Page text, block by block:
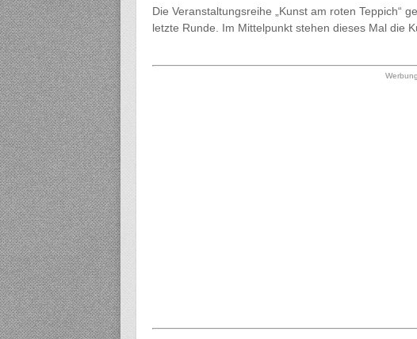
Die Veranstaltungsreihe „Kunst am roten Teppich“
letzte Runde. Im Mittelpunkt stehen dieses Mal die
Werbung